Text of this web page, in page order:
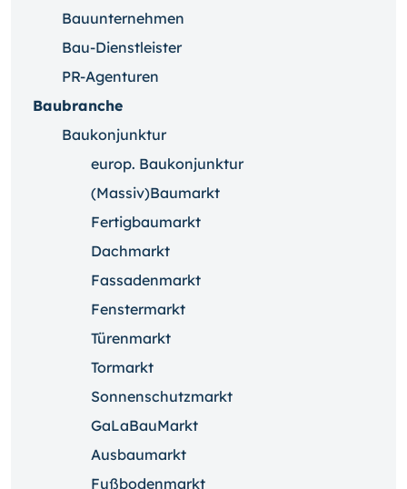
Bauunternehmen
Bau-Dienstleister
PR-Agenturen
Baubranche
Baukonjunktur
europ. Baukonjunktur
(Massiv)Baumarkt
Fertigbaumarkt
Dachmarkt
Fassadenmarkt
Fenstermarkt
Türenmarkt
Tormarkt
Sonnenschutzmarkt
GaLaBauMarkt
Ausbaumarkt
Fußbodenmarkt